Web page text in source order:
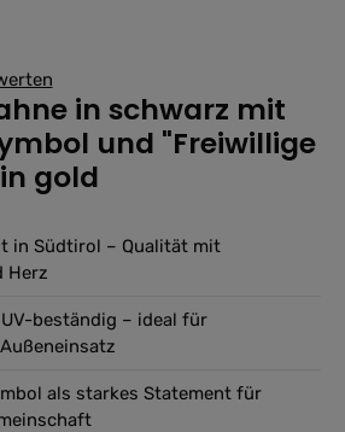
von 0 von 5 Sternen
in schwarz mit
und "Freiwillige
gold
in Südtirol – Qualität mit
Herz
beständig – ideal für
als starkes Statement für